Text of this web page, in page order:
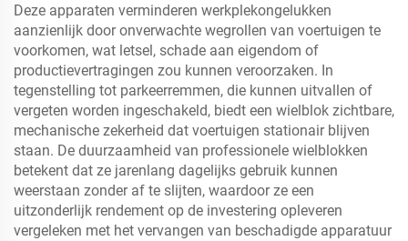
Deze apparaten verminderen werkplekongelukken
aanzienlijk door onverwachte wegrollen van voertuigen te
voorkomen, wat letsel, schade aan eigendom of
productievertragingen zou kunnen veroorzaken. In
tegenstelling tot parkeerremmen, die kunnen uitvallen of
vergeten worden ingeschakeld, biedt een wielblok zichtbare,
mechanische zekerheid dat voertuigen stationair blijven
staan. De duurzaamheid van professionele wielblokken
betekent dat ze jarenlang dagelijks gebruik kunnen
weerstaan zonder af te slijten, waardoor ze een
uitzonderlijk rendement op de investering opleveren
vergeleken met het vervangen van beschadigde apparatuur